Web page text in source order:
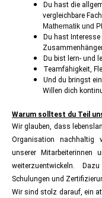
Du hast die
vergleichbare
Mathematik und
Du hast
Du bist lern- und
Teamfähigkeit,
Und du bringst
Willen dich
Warum solltest du Teil
Wir glauben, dass
Organisation nachhaltig
unserer Mitarbeiterinnen
weiterzuentwickeln.
Schulungen und
Wir sind stolz darauf, ein